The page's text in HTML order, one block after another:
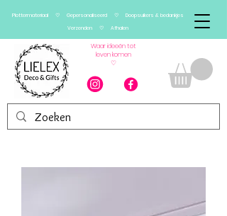
Plottermateriaal ♡ Gepersonaliseerd ♡ Doopsuikers & bedankjes
Verzenden ♡ Afhalen
Waar ideeën tot
leven komen
♡